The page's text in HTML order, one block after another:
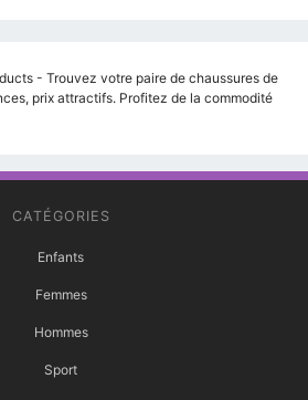
- Trouvez votre paire de chaussures de
prix attractifs. Profitez de la commodité
CATÉGORIES
Enfants
Femmes
Hommes
Sport